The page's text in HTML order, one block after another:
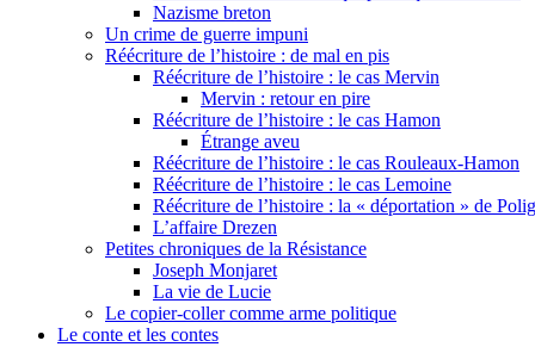
Nazisme breton
Un crime de guerre impuni
Réécriture de l’histoire : de mal en pis
Réécriture de l’histoire : le cas Mervin
Mervin : retour en pire
Réécriture de l’histoire : le cas Hamon
Étrange aveu
Réécriture de l’histoire : le cas Rouleaux-Hamon
Réécriture de l’histoire : le cas Lemoine
Réécriture de l’histoire : la « déportation » de
L’affaire Drezen
Petites chroniques de la Résistance
Joseph Monjaret
La vie de Lucie
Le copier-coller comme arme politique
Le conte et les contes